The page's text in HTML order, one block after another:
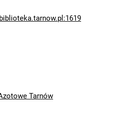
Azotowych im.
Azotowych im.
1967, nr 14
Azotowych im.
Tarnów